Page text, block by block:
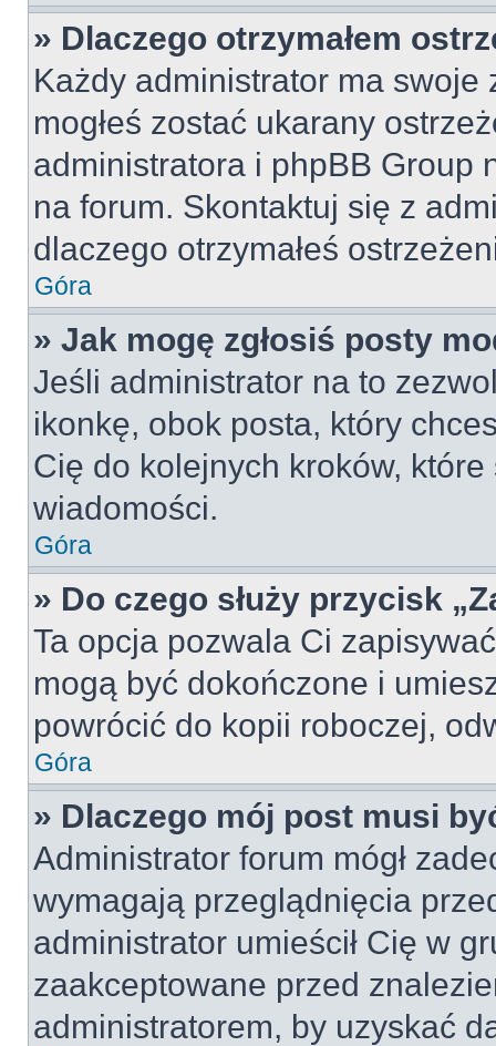
» Dlaczego otrzymałem
Każdy administrator ma swoje
mogłeś zostać ukarany
administratora i phpBB Group
na forum. Skontaktuj się z
dlaczego otrzymałeś
Góra
» Jak mogę zgłosiś posty
Jeśli administrator na to
ikonkę, obok posta, który
Cię do kolejnych kroków,
wiadomości.
Góra
» Do czego służy przycisk
Ta opcja pozwala Ci
mogą być dokończone i
powrócić do kopii roboczej,
Góra
» Dlaczego mój post musi
Administrator forum mógł
wymagają przeglądnięcia
administrator umieścił Cię w
zaakceptowane przed
administratorem, by uzyskać